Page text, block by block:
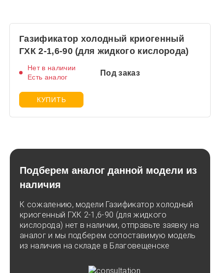
Газификатор холодный криогенный
ГХК 2-1,6-90 (для жидкого кислорода)
Нет в наличии
Есть аналог
Под заказ
КУПИТЬ
Подберем аналог данной модели из
наличия
К сожалению, модели Газификатор холодный
криогенный ГХК 2-1,6-90 (для жидкого
кислорода) нет в наличии, отправьте заявку на
аналог и мы подберем сопоставимую модель
из наличия на складе в Благовещенске